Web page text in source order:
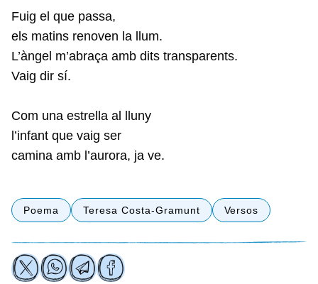
Fuig el que passa,
els matins renoven la llum.
L’àngel m’abraça amb dits transparents.
Vaig dir sí.
Com una estrella al lluny
l’infant que vaig ser
camina amb l’aurora, ja ve.
Poema Teresa Costa-Gramunt Versos